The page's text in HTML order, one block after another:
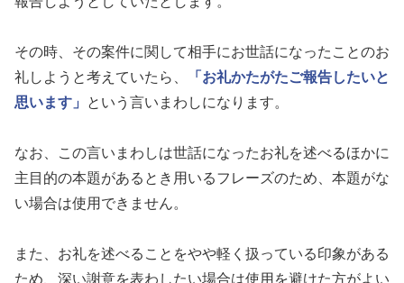
その時、その案件に関して相手にお世話になったことのお
礼しようと考えていたら、
「お礼かたがたご報告したいと
思います」
という言いまわしになります。
なお、この言いまわしは世話になったお礼を述べるほかに
主目的の本題があるとき用いるフレーズのため、本題がな
い場合は使用できません。
また、お礼を述べることをやや軽く扱っている印象がある
ため、深い謝意を表わしたい場合は使用を避けた方がよい